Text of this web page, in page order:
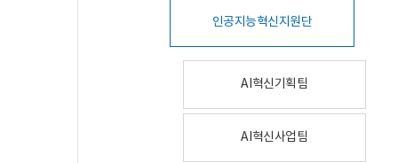
인공지능혁신지원단
AI혁신기획팀
AI혁신사업팀